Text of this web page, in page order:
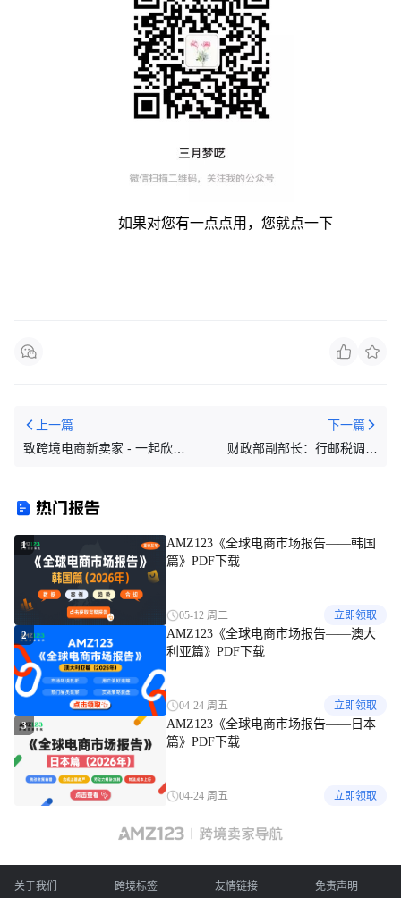
如果对您有一点点用，您就点一下
上一篇
致跨境电商新卖家 - 一起欣赏
下一篇
财政部副部长：行邮税调降
热门报告
1
AMZ123《全球电商市场报告——韩国
篇》PDF下载
05-12 周二 立即领取
2
AMZ123《全球电商市场报告——澳大
利亚篇》PDF下载
04-24 周五 立即领取
3
AMZ123《全球电商市场报告——日本
篇》PDF下载
04-24 周五 立即领取
关于我们 跨境标签 友情链接 免责声明